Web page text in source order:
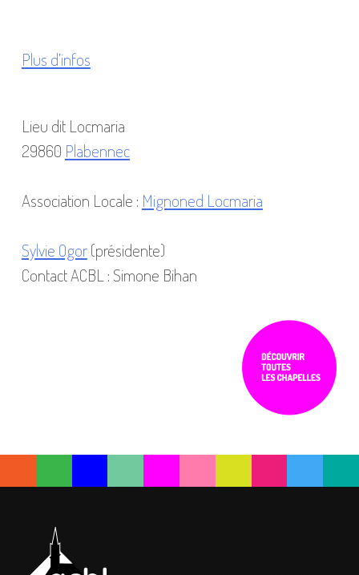
Plus d’infos
Lieu dit Locmaria
29860 Plabennec
Association Locale : Mignoned Locmaria
Sylvie Ogor(présidente)
Contact ACBL : Simone Bihan